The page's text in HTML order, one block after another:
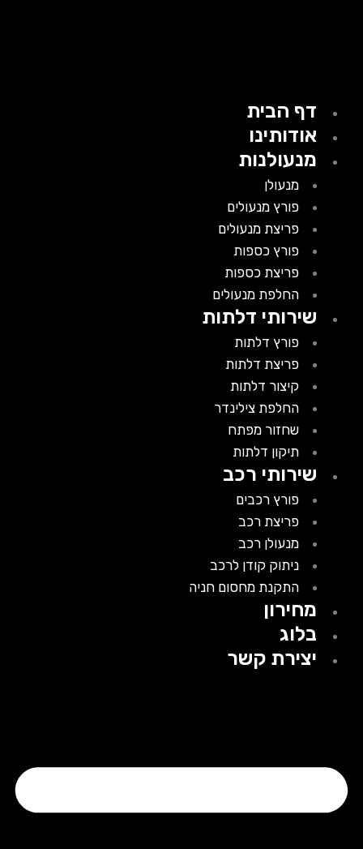
דף הבית
אודותינו
מנעולנות
מנעולן
פורץ מנעולים
פריצת מנעולים
פורץ כספות
פריצת כספות
החלפת מנעולים
שירותי דלתות
פורץ דלתות
פריצת דלתות
קיצור דלתות
החלפת צילינדר
שחזור מפתח
תיקון דלתות
שירותי רכב
פורץ רכבים
פריצת רכב
מנעולן רכב
ניתוק קודן לרכב
התקנת מחסום חניה
מחירון
בלוג
יצירת קשר